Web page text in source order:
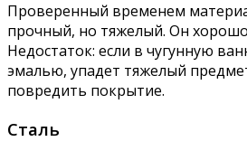
Проверенный временем
прочный, но тяжелый. Он
Недостаток: если в чугунную
эмалью, упадет тяжелый
повредить покрытие.
Сталь